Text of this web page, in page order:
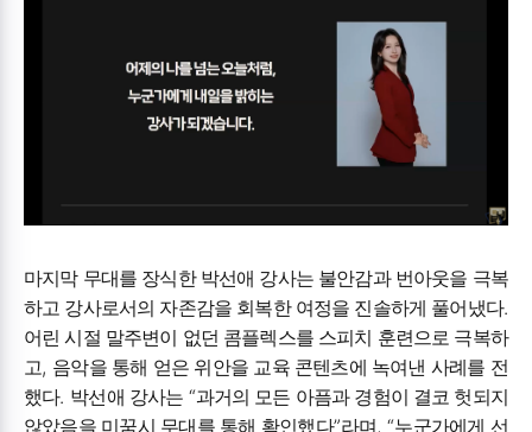
마지막 무대를 장식한 박선애 강사는 불안감과 번아웃을 극복
하고 강사로서의 자존감을 회복한 여정을 진솔하게 풀어냈다.
어린 시절 말주변이 없던 콤플렉스를 스피치 훈련으로 극복하
고, 음악을 통해 얻은 위안을 교육 콘텐츠에 녹여낸 사례를 전
했다. 박선애 강사는 “과거의 모든 아픔과 경험이 결코 헛되지
않았음을 미꿈시 무대를 통해 확인했다”라며 , “누군가에게 선